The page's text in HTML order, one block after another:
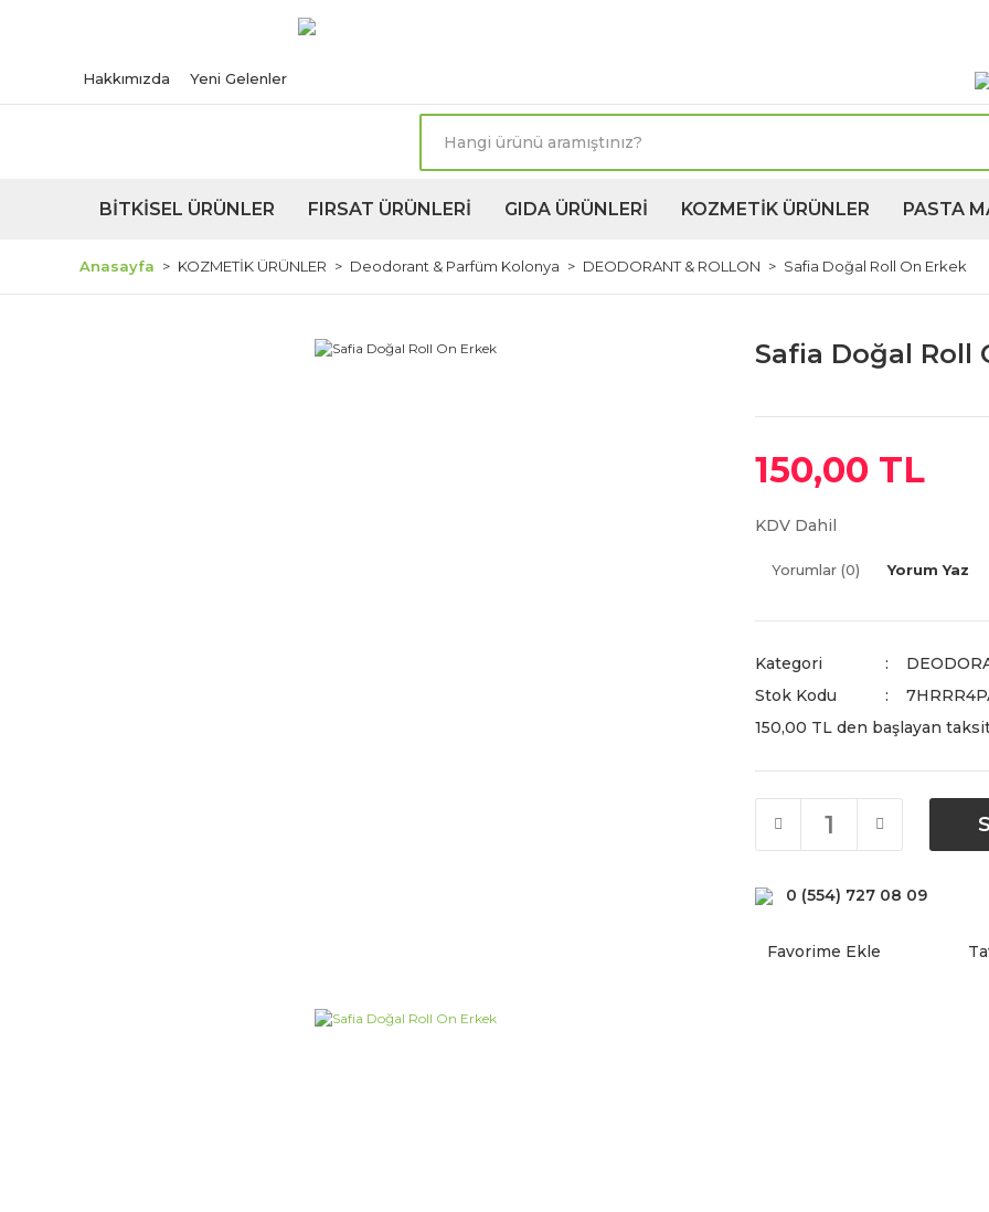
Hakkımızda Yeni Gelenler
BİTKİSEL ÜRÜNLER FIRSAT ÜRÜNLERİ GIDA ÜRÜNLERİ KOZMETİK ÜRÜNLER PASTA
Anasayfa KOZMETİK ÜRÜNLER Deodorant & Parfüm Kolonya DEODORANT & ROLLON Safia Doğal Roll On Erkek
Safia Doğal Roll
150,00 TL
KDV Dahil
Yorumlar (0) Yorum Yaz
Kategori
Stok Kodu
150,00 TL den başlayan
0 (554) 727 08 09